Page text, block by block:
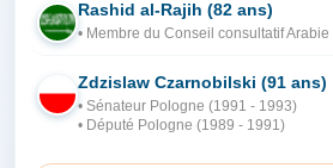
AR
Rashid al-Rajih (82 ans)
• Membre du Conseil consultatif
PO
Zdzislaw Czarnobilski (91 ans)
• Sénateur Pologne (1991 - 1993)
• Député Pologne (1989 - 1991)